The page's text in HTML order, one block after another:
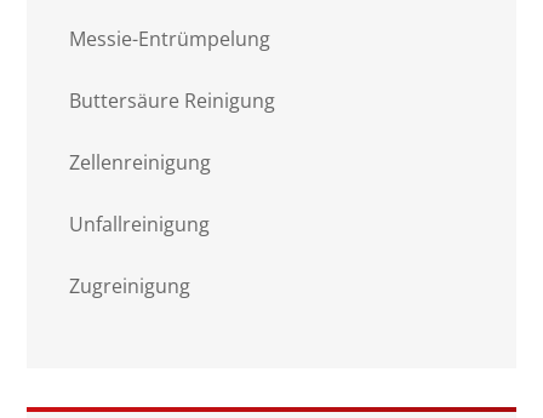
Messie-Entrümpelung
Buttersäure Reinigung
Zellenreinigung
Unfallreinigung
Zugreinigung